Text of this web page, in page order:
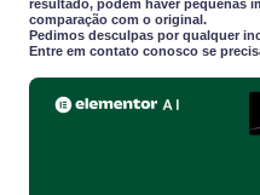
resultado, podem haver pequenas
comparação com o original.
Pedimos desculpas por qualquer
Entre em contato conosco se